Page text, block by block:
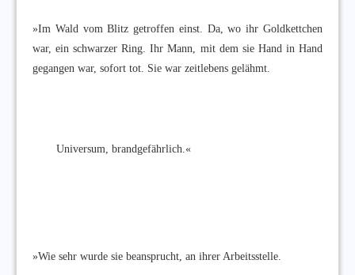
»Im Wald vom Blitz getroffen einst. Da, wo ihr Goldkettchen
war, ein schwarzer Ring. Ihr Mann, mit dem sie Hand in Hand
gegangen war, sofort tot. Sie war zeitlebens gelähmt.
Universum, brandgefährlich.«
»Wie sehr wurde sie beansprucht, an ihrer Arbeitsstelle.